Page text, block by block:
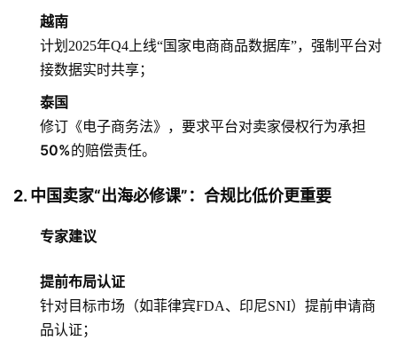
越南
计划2025年Q4上线“国家电商商品数据库”，强制平台对
接数据实时共享；
泰国
修订《电子商务法》，要求平台对卖家侵权行为承担
50%的赔偿责任。
2. 中国卖家“出海必修课”：合规比低价更重要
专家建议
提前布局认证
针对目标市场（如菲律宾FDA、印尼SNI）提前申请商
品认证；